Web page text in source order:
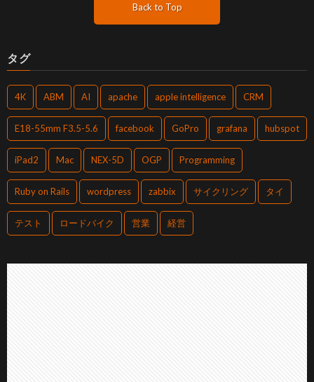
Back to Top
タグ
4K ABM AI apache apple intelligence CRM
E18-55mm F3.5-5.6 facebook GoPro grafana hubspot
iPad2 Mac NEX-5D OGP Programming
Ruby on Rails wordpress zabbix サイクリング タイ
テスト ロードバイク 営業 経営